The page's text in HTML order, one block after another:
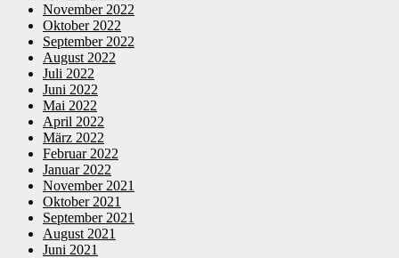
November 2022
Oktober 2022
September 2022
August 2022
Juli 2022
Juni 2022
Mai 2022
April 2022
März 2022
Februar 2022
Januar 2022
November 2021
Oktober 2021
September 2021
August 2021
Juni 2021